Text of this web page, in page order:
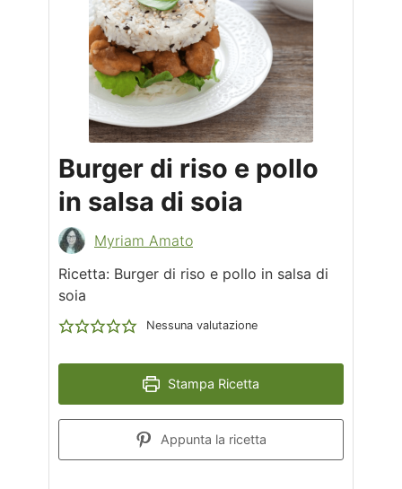
Burger di riso e pollo
in salsa di soia
Myriam Amato
Ricetta: Burger di riso e pollo in salsa di
soia
Nessuna valutazione
Stampa Ricetta
Appunta la ricetta